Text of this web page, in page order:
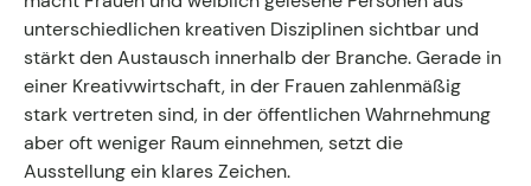
Events
unterschiedlichen kreativen Disziplinen sichtbar und
stärkt den Austausch innerhalb der Branche. Gerade in
einer Kreativwirtschaft, in der Frauen zahlenmäßig
stark vertreten sind, in der öffentlichen Wahrnehmung
aber oft weniger Raum einnehmen, setzt die
Ausstellung ein klares Zeichen.